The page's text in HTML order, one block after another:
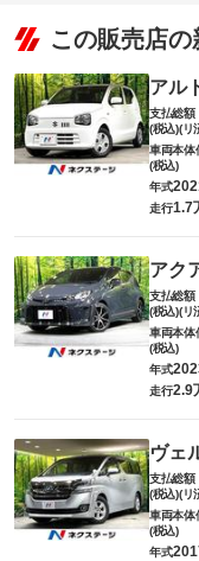
この販売店
アル
支払総額
(税込)(リ
車両本体
(税込)
年式
走行1.7
アク
支払総額
(税込)(リ
車両本体
(税込)
年式
走行2.9
ヴェ
支払総額
(税込)(リ
車両本体
(税込)
年式